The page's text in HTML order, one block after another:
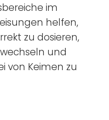
im
helfen,
zu dosieren,
und
von Keimen zu